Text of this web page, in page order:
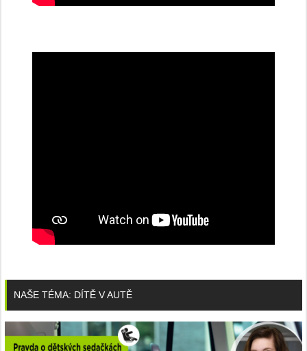
NAŠE TÉMA: DÍTĚ V AUTĚ